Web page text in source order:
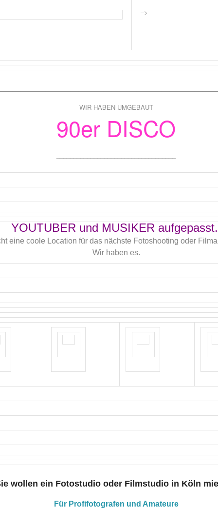
–>
WIR HABEN UMGEBAUT
90er DISCO
YOUTUBER und MUSIKER
eine coole Location für das nächste Fotoshooting oder
Wir haben es.
wollen ein Fotostudio oder Filmstudio in Köln
Für Profifotografen und Amateure